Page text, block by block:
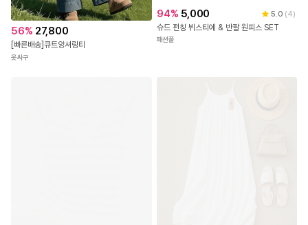
56% 27,800
[빠른배송]큐트앙셔링티
옷싸구
94% 5,000 5.0 (4)
슈드 펀칭 뷔스티에 & 반팔 원피스 SET
패션풀